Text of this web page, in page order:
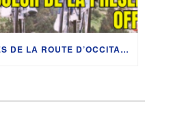
DANS LES COULISSES DE LA ROUTE D’OCCITANIE : LES PITCHOUNES AU COEUR DE LA PRÉSENTATION OFFICIELLE